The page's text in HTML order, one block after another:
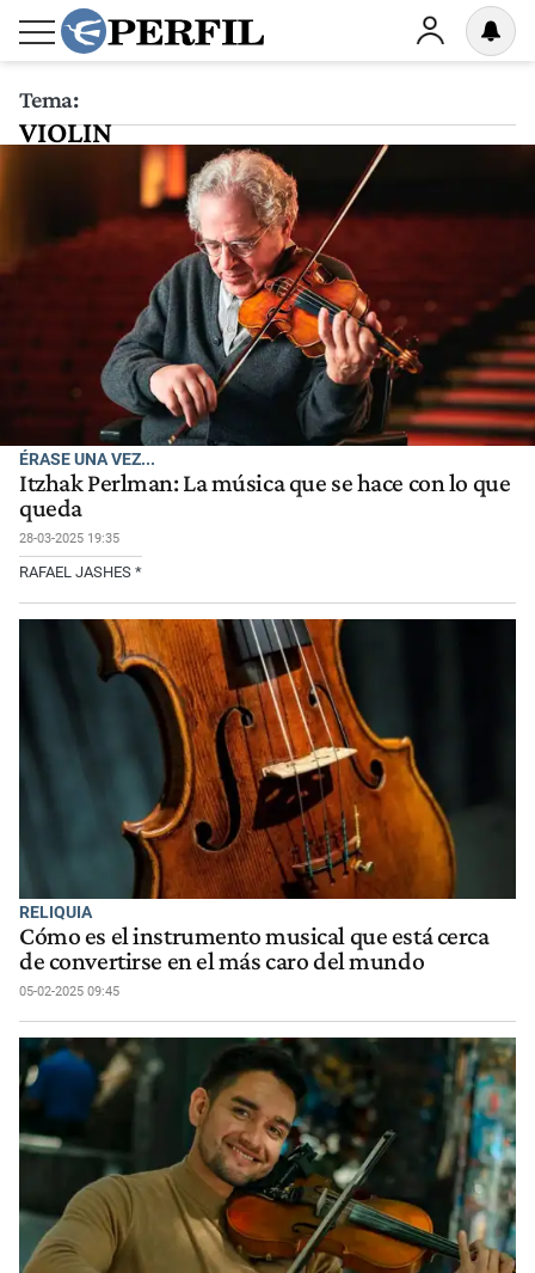
Tema:
VIOLIN
ÉRASE UNA VEZ...
Itzhak Perlman: La música que se hace con lo que
queda
28-03-2025 19:35
RAFAEL JASHES *
RELIQUIA
Cómo es el instrumento musical que está cerca
de convertirse en el más caro del mundo
05-02-2025 09:45